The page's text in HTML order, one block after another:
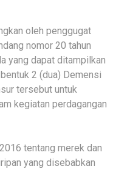
oleh penggugat
nomor 20 tahun
yang dapat ditampilkan
2 (dua) Demensi
tersebut untuk
kegiatan perdagangan
tentang merek dan
yang disebabkan